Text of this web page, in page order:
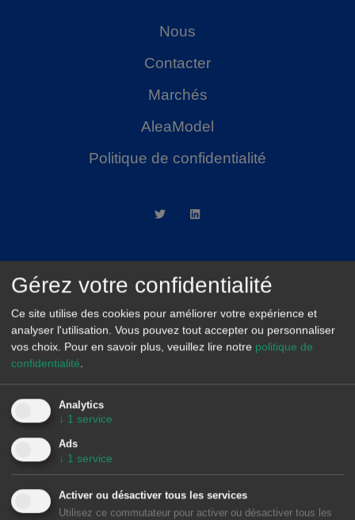
Nous
Contacter
Marchés
AleaModel
Politique de confidentialité
Paseo de la Castellana, 79, 6.ª. AZCA. 28046
Madrid
(+34) 900 10 21 61
Gérez votre confidentialité
Ce site utilise des cookies pour améliorer votre expérience et
analyser l'utilisation. Vous pouvez tout accepter ou personnaliser
vos choix. Pour en savoir plus, veuillez lire notre politique de
confidentialité.
Analytics
↓ 1 service
Ads
↓ 1 service
Activer ou désactiver tous les services
Utilisez ce commutateur pour activer ou désactiver tous les